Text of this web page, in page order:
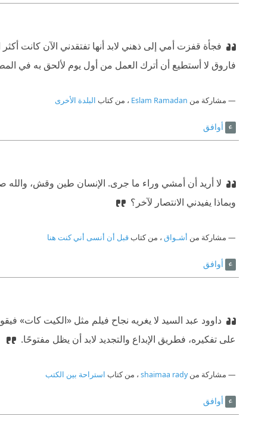
فجأة قفزت أمي إلى ذهني لابد أنها تفتقدني الآن كانت
فاروق لا أستطيع أن أترك العمل من أول يوم لألحق به في
مشاركة من Eslam Ramadan ، من كتاب البلدة الأخرى
أوافق
لا أريد أن أمشي وراء ما جرى. الإنسان طين وقش، والله
وبماذا يفيدني الانتصار لآخر؟
مشاركة من أشـواق ، من كتابقبل أن أنسى أني كنت هنا
أوافق
داوود عبد السيد لا يغريه نجاح فيلم مثل «الكيت كات»
على تفكيره، فطريق الإبداع والتجديد لابد أن يظل مفتوحًا.
مشاركة منshaimaa rady ، من كتاب استراحة بين الكتب
أوافق